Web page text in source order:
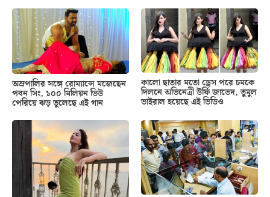
অম্রপালির সঙ্গে রোম্যান্সে মজেছেন
পবন সিং, ১০০ মিলিয়ন ভিউ
পেরিয়ে ঝড় তুলেছে এই গান
কালো ছাতার মতো ড্রেস পরে চমকে
দিলনে অভিনেত্রী উর্ফি জাভেদ, তুমুল
ভাইরাল হয়েছে এই ভিডিও